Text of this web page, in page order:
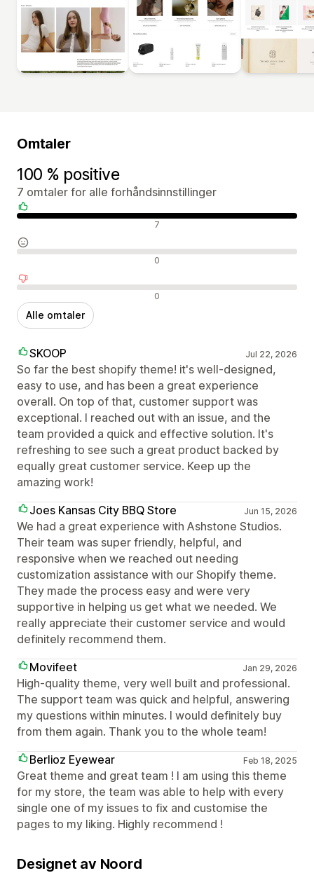
Omtaler
100 % positive
7 omtaler for alle forhåndsinnstillinger
Positive omtaler 7
Nøytrale omtaler 0
Negative omtaler 0
Alle omtaler
SKOOP Jul 22, 2026
So far the best shopify theme! it's well-designed,
easy to use, and has been a great experience
overall. On top of that, customer support was
exceptional. I reached out with an issue, and the
team provided a quick and effective solution. It's
refreshing to see such a great product backed by
equally great customer service. Keep up the
amazing work!
Joes Kansas City BBQ Store
Jun 15, 2026
We had a great experience with Ashstone Studios.
Their team was super friendly, helpful, and
responsive when we reached out needing
customization assistance with our Shopify theme.
They made the process easy and were very
supportive in helping us get what we needed. We
really appreciate their customer service and would
definitely recommend them.
Movifeet
Jan 29, 2026
High-quality theme, very well built and professional.
The support team was quick and helpful, answering
my questions within minutes. I would definitely buy
from them again. Thank you to the whole team!
Berlioz Eyewear
Feb 18, 2025
Great theme and great team ! I am using this theme
for my store, the team was able to help with every
single one of my issues to fix and customise the
pages to my liking. Highly recommend !
Designet av Noord